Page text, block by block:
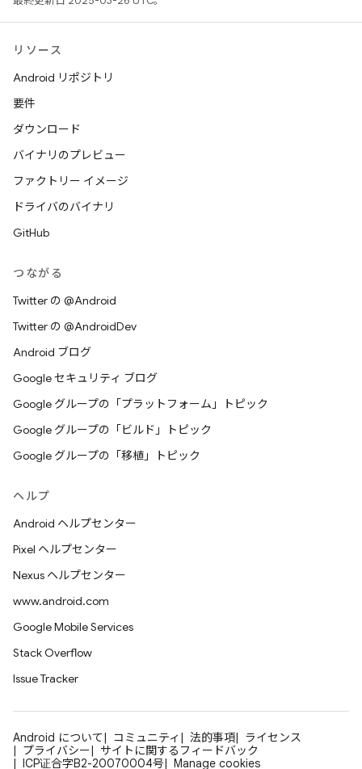
リソース
Android リポジトリ
要件
ダウンロード
バイナリのプレビュー
ファクトリー イメージ
ドライバのバイナリ
GitHub
つながる
Twitter の @Android
Twitter の @AndroidDev
Android ブログ
Google セキュリティ ブログ
Google グループの「プラットフォーム」トピック
Google グループの「ビルド」トピック
Google グループの「移植」トピック
ヘルプ
Android ヘルプセンター
Pixel ヘルプセンター
Nexus ヘルプセンター
www.android.com
Google Mobile Services
Stack Overflow
Issue Tracker
Android について コミュニティ 法的事項
ライセンス
プライバシー
サイトに関するフィードバック
ICP证合字B2-20070004号
Manage cookies